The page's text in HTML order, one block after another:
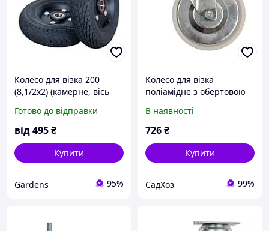
Колесо для візка 200
(8,1/2х2) (камерне, вісь
Готово до відправки
від495₴
Купити
Gardens 95%
Колесо для візка
поліамідне з обертовою
мм 150 кг. VOREL (87437)
В наявності
726₴
Купити
СадХоз 99%